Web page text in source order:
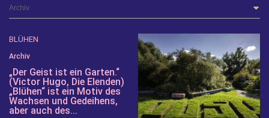
BLÜHEN
Archiv
„Der Geist ist ein Garten.“
(Victor Hugo, Die Elenden)
„Blühen“ ist ein Motiv des
Wachsen und Gedeihens,
aber auch des...